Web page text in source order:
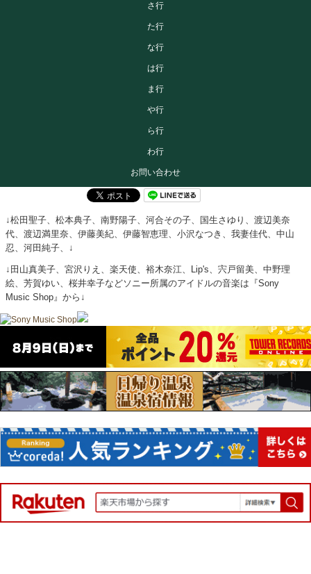
さ行
た行
な行
は行
ま行
や行
ら行
わ行
お問い合わせ
↓松田聖子、松本典子、南野陽子、河合その子、国生さゆり、渡辺美奈
代、渡辺満里奈、伊藤美紀、伊藤智恵理、小沢なつき、我妻佳代、中山
忍、河田純子、↓
↓田山真美子、宮沢りえ、楽天使、裕木奈江、Lip's、宍戸留美、中野理
絵、芳賀ゆい、桜井幸子などソニー所属のアイドルの音楽は『Sony
Music Shop』から↓